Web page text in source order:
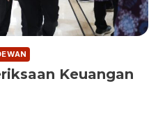
Keuangan